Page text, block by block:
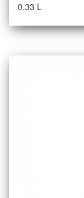
0.33 L